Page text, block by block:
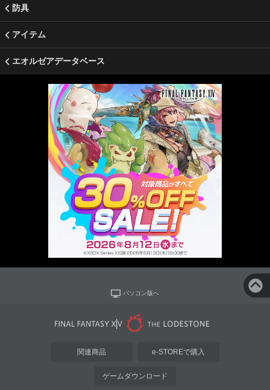
防具
アイテム
エオルゼアデータベース
パソコン版へ
関連商品 e-STOREで購入
ゲームダウンロード